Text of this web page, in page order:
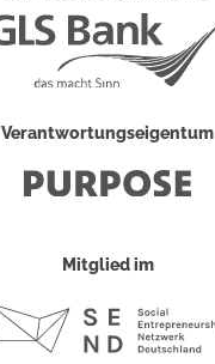
Verantwortungseigentum
Mitglied im